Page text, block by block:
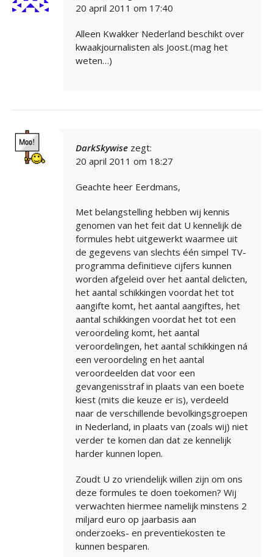
20 april 2011 om 17:40
Alleen Kwakker Nederland beschikt over
kwaakjournalisten als Joost.(mag het
weten…)
DarkSkywise zegt:
20 april 2011 om 18:27
Geachte heer Eerdmans,
Met belangstelling hebben wij kennis
genomen van het feit dat U kennelijk de
formules hebt uitgewerkt waarmee uit
de gegevens van slechts één simpel TV-
programma definitieve cijfers kunnen
worden afgeleid over het aantal delicten,
het aantal schikkingen voordat het tot
aangifte komt, het aantal aangiftes, het
aantal schikkingen voordat het tot een
veroordeling komt, het aantal
veroordelingen, het aantal schikkingen ná
een veroordeling en het aantal
veroordeelden dat voor een
gevangenisstraf in plaats van een boete
kiest (mits die keuze er is), verdeeld
naar de verschillende bevolkingsgroepen
in Nederland, in plaats van (zoals wij) niet
verder te komen dan dat ze kennelijk
harder kunnen lopen.
Zoudt U zo vriendelijk willen zijn om ons
deze formules te doen toekomen? Wij
verwachten hiermee namelijk minstens 2
miljard euro op jaarbasis aan
onderzoeks- en preventiekosten te
kunnen besparen.